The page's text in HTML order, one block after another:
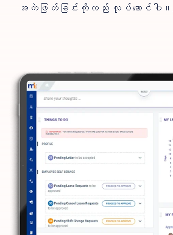
အကဲဖြတ်ခြင်းကိုလည်း လုပ်ဆောင်ပါ။.